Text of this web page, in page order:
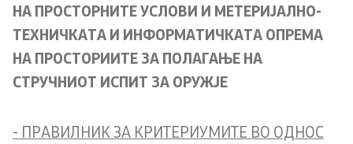
НА ПРОСТОРНИТЕ УСЛОВИ И МЕТЕРИЈАЛНО-
ТЕХНИЧКАТА И ИНФОРМАТИЧКАТА ОПРЕМА
НА ПРОСТОРИИТЕ ЗА ПОЛАГАЊЕ НА
СТРУЧНИОТ ИСПИТ ЗА ОРУЖЈЕ
- ПРАВИЛНИК ЗА КРИТЕРИУМИТЕ ВО ОДНОС